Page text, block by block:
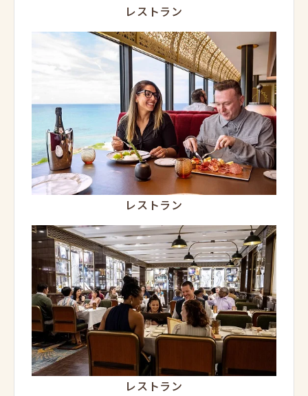
レストラン
レストラン
レストラン